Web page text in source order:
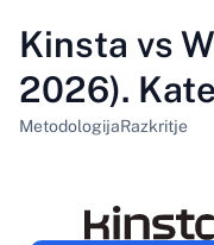
Primerjave
Kinsta vs
2026).
MetodologijaRazkritje